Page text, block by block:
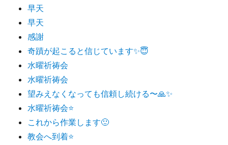
早天
早天
感謝
奇蹟が起こると信じています✨😇
水曜祈祷会
水曜祈祷会
望みえなくなっても信頼し続ける〜🙏✨
水曜祈祷会⭐️
これから作業します🙂
教会へ到着⭐️